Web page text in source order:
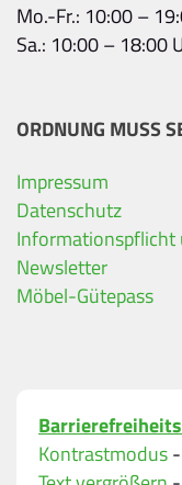
Mo.-Fr.: 10:00 –
Sa.: 10:00 – 18:00
ORDNUNG MUSS
Impressum
Datenschutz
Newsletter
Möbel-Gütepass
Kontrastmodus-
Ihre
Alle mit
Name
Bitte geben
Telefon*